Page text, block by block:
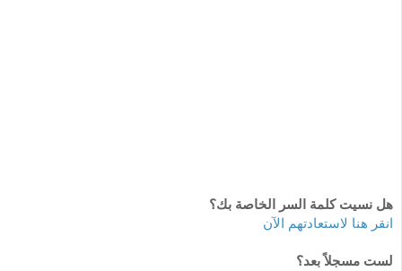
هل نسيت كلمة السر الخاصة بك؟
انقر هنا لاستعادتهم الآن
لست مسجلاً بعد؟